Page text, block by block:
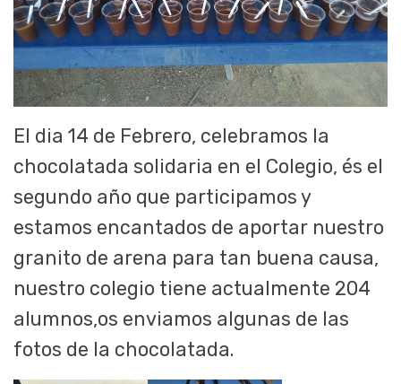
El dia 14 de Febrero, celebramos la
chocolatada solidaria en el Colegio, és el
segundo año que participamos y
estamos encantados de aportar nuestro
granito de arena para tan buena causa,
nuestro colegio tiene actualmente 204
alumnos,os enviamos algunas de las
fotos de la chocolatada.